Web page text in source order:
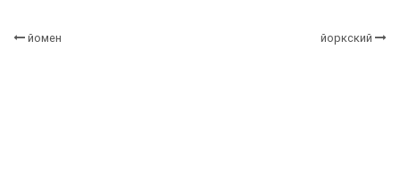
йомен йоркский